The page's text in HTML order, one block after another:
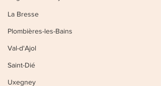
La Bresse
Plombières-les-Bains
Val-d'Ajol
Saint-Dié
Uxegney